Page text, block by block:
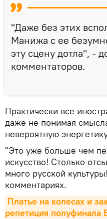
"Даже без этих
Манижа с ее
эту сцену дотла", -
комментаторов.
Практически все
даже не понимая
невероятную
"Это уже больше чем
искусство! Столько
много русской
комментариях.
Платье на колесах и
репетиция полуфинала